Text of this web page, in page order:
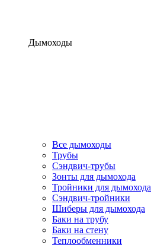
Дымоходы
Все дымоходы
Трубы
Сэндвич-трубы
Зонты для дымохода
Тройники для дымохода
Сэндвич-тройники
Шиберы для дымохода
Баки на трубу
Баки на стену
Теплообменники